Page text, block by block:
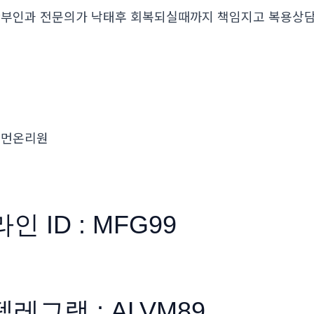
인과 전문의가 낙태후 회복되실때까지 책임지고 복용상
온리원
인 ID : MFG99